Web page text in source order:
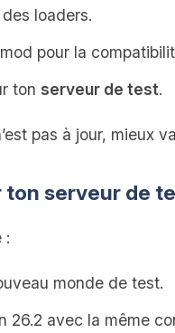
loaders.
pour la
ton serveur de test.
pas à jour, mieux
ton serveur de
:
monde de test.
26.2 avec la même